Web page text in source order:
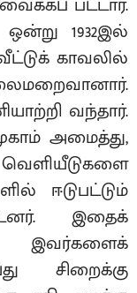
1932இல்
காவலில்
வந்தார்.
அமைத்து,
வெளியீடுகளை
ஈடுபட்டும்
இதைக்
சிறைக்கு